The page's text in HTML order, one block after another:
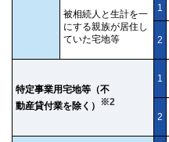
被相続人と生計を一
にする親族が居住し
ていた宅地等
1
2
特定事業用宅地等（不
動産貸付業を除く） ※2
1
2